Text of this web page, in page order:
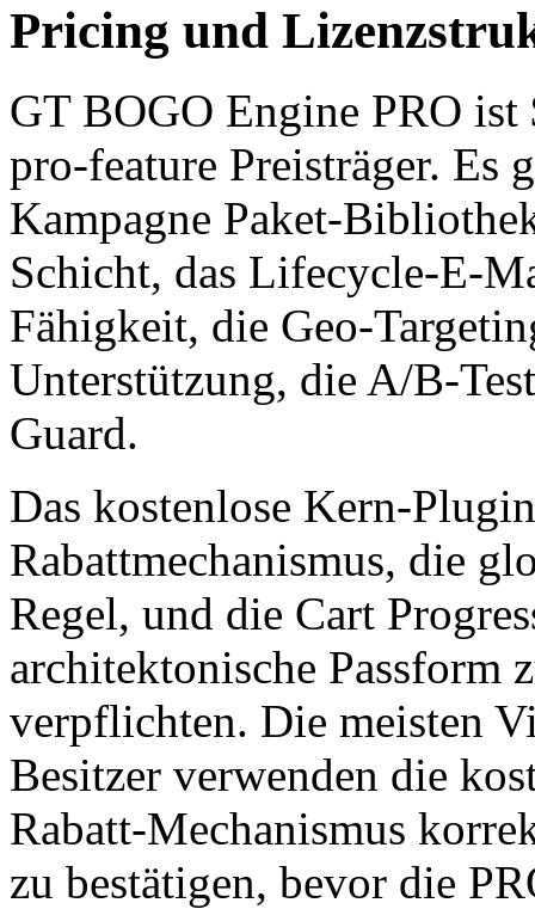
Pricing und
GT BOGO Engine PRO ist
pro-feature Preisträger.
Kampagne Paket-
Schicht, das Lifecycle-E-
Fähigkeit, die Geo-
Unterstützung, die A/B-
Guard.
Das kostenlose Kern-
Rabattmechanismus, die
Regel, und die Cart
architektonische Passform
verpflichten. Die meisten
Besitzer verwenden die
Rabatt-Mechanismus
zu bestätigen, bevor die